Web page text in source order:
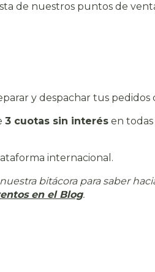
de nuestros puntos de
y despachar tus pedidos
3 cuotas sin interés en
internacional.
bitácora para saber
en el Blog.